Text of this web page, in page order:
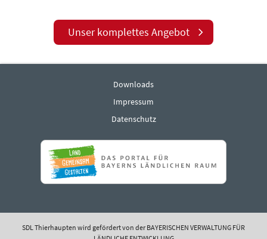
Unser komplettes Angebot
Downloads
Impressum
Datenschutz
SDL Thierhaupten wird gefördert von der BAYERISCHEN VERWALTUNG FÜR